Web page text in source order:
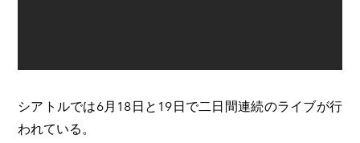
シアトルでは6月18日と19日で二日間連続のライブが行
われている。